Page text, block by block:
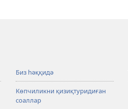
Биз һәққидә
Көпчиликни қизиқтуридиған
соаллар